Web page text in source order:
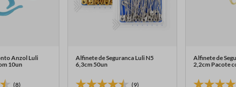
Anzol Luli
10un
(8)
Alfinete de Seguranca Luli N5
6,3cm 50un
(9)
Alfinete de
2,2cm Pacote